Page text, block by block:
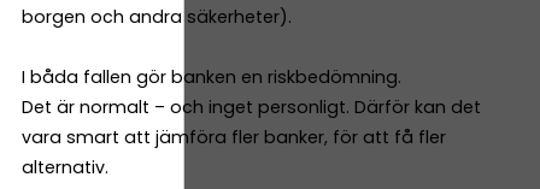
borgen och andra säkerheter).
I båda fallen gör banken en riskbedömning.
Det är normalt – och inget personligt. Därför kan det
vara smart att jämföra fler banker, för att få fler
alternativ.